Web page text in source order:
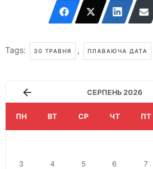
Tags: 30 ТРАВНЯ , ПЛАВАЮЧА ДАТА
СЕРПЕНЬ 2026
ПН ВТ СР ЧТ ПТ
3 4 5 6 7